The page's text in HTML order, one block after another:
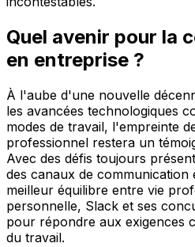
Quel avenir pour la
en entreprise ?
À l'aube d'une nouvelle
les avancées technologiques
modes de travail, l'empreinte
professionnel restera un
Avec des défis toujours
des canaux de communication
meilleur équilibre entre vie
personnelle, Slack et ses
pour répondre aux exigences
du travail.